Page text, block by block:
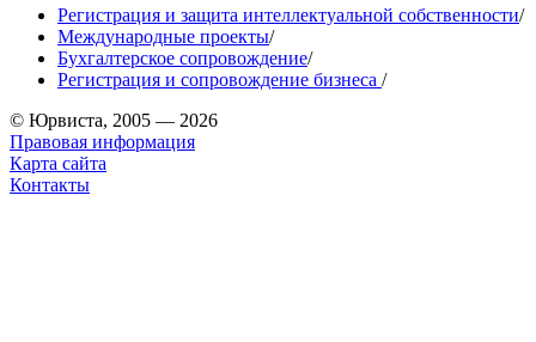
Регистрация и защита интеллектуальной собственности/
Международные проекты/
Бухгалтерское сопровождение/
Регистрация и сопровождение бизнеса /
© Юрвиста, 2005 — 2026
Правовая информация
Карта сайта
Контакты